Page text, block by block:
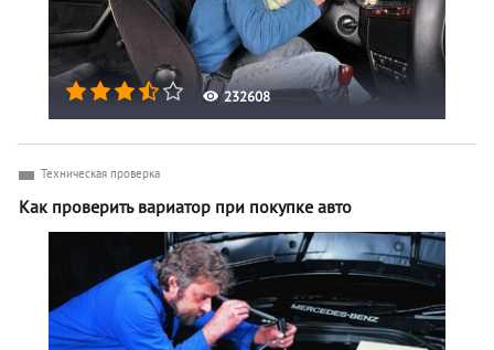
232608
Техническая проверка
Как проверить вариатор при покупке авто